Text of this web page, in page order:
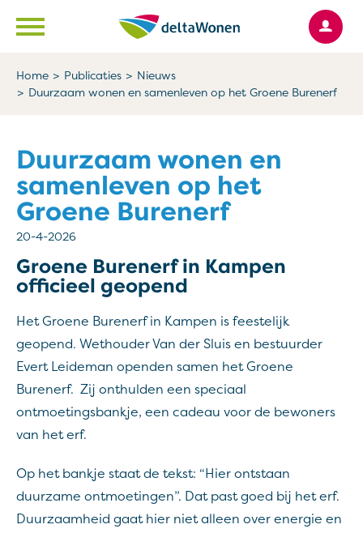
Naar de homepage
Ga naar Hoofd
Home Publicaties
Nieuws
Duurzaam wonen en samenleven op het Groene Burenerf
Duurzaam wonen en
samenleven op het
Groene Burenerf
20-4-2026
Groene Burenerf in Kampen
officieel geopend
Het Groene Burenerf in Kampen is feestelijk
geopend. Wethouder Van der Sluis en bestuurder
Evert Leideman openden samen het Groene
Burenerf. Zij onthulden een speciaal
ontmoetingsbankje, een cadeau voor de bewoners
van het erf.
Op het bankje staat de tekst: “Hier ontstaan
duurzame ontmoetingen”. Dat past goed bij het erf.
Duurzaamheid gaat hier niet alleen over energie en